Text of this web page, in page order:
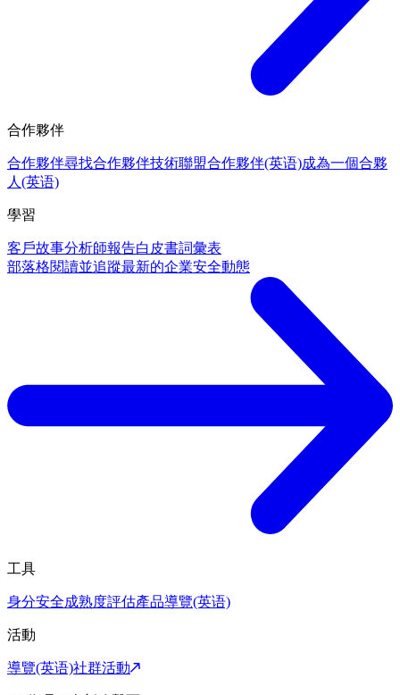
合作夥伴
合作夥伴尋找合作夥伴技術聯盟合作夥伴(英语)成為一個合夥
人(英语)
學習
客戶故事分析師報告白皮書詞彙表
部落格閱讀並追蹤最新的企業安全動態
工具
身分安全成熟度評估產品導覽(英语)
活動
導覽(英语)社群活動